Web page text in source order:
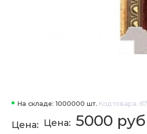
На складе: 1000000 шт. Код товара:
5000 руб